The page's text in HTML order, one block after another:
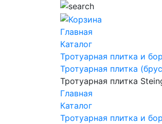
Главная
Каталог
Тротуарная плитка и
Тротуарная плитка
Тротуарная плитка
Главная
Каталог
Тротуарная плитка и